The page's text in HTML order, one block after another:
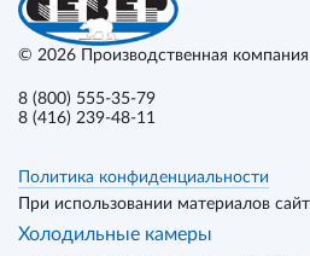
© 2026 Производственная
8 (800) 555-35-79
8 (416) 239-48-11
Политика конфиденциальности
При использовании материалов
Холодильные камеры